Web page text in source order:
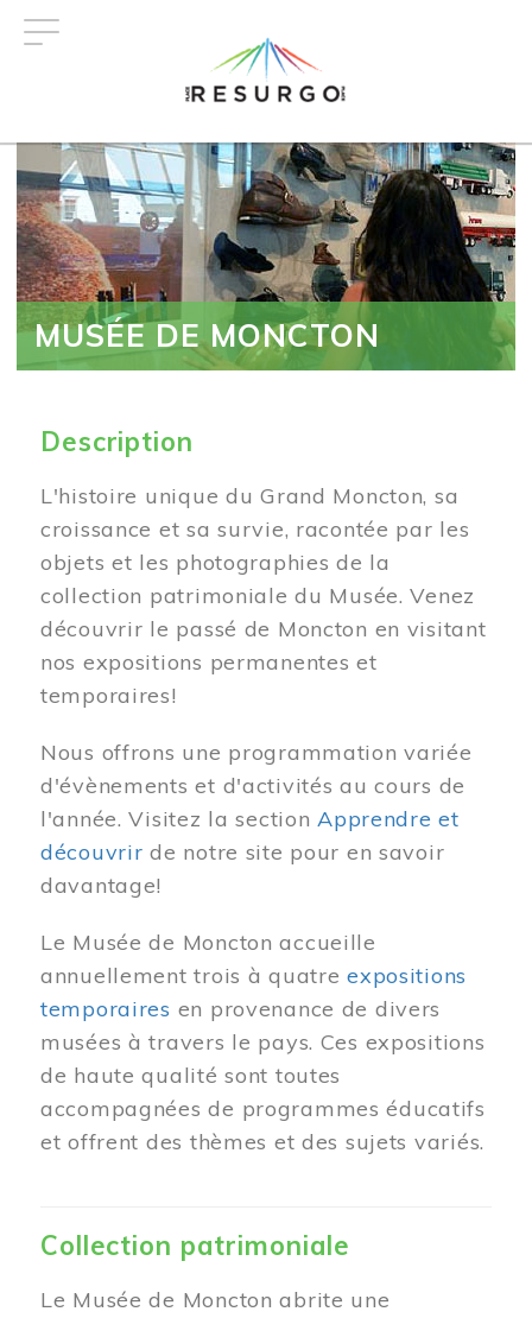
MUSÉE DE MONCTON
Description
L'histoire unique du Grand Moncton, sa
croissance et sa survie, racontée par les
objets et les photographies de la
collection patrimoniale du Musée. Venez
découvrir le passé de Moncton en visitant
nos expositions permanentes et
temporaires!
Nous offrons une programmation variée
d'évènements et d'activités au cours de
l'année. Visitez la sectionApprendre et
découvrir de notre site pour en savoir
davantage!
Le Musée de Moncton accueille
annuellement trois à quatreexpositions
temporaires en provenance de divers
musées à travers le pays. Ces expositions
de haute qualité sont toutes
accompagnées de programmes éducatifs
et offrent des thèmes et des sujets variés.
Collection patrimoniale
Le Musée de Moncton abrite une